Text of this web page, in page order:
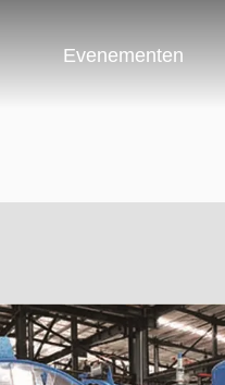
Evenementen